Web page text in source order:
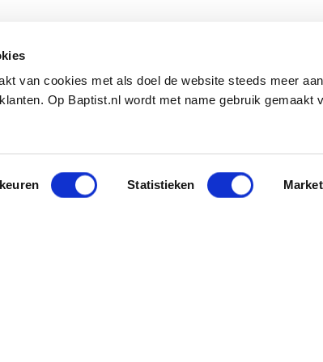
van cookies met als doel de website steeds meer
Op Baptist.nl wordt met name gebruik gemaakt
Statistieken